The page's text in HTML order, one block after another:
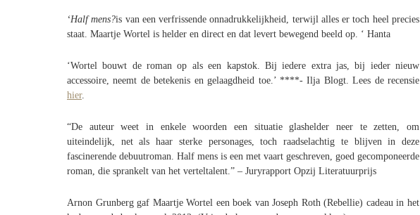
‘Half mens?is van een verfrissende onnadrukkelijkheid, terwijl alles er toch heel precies
staat. Maartje Wortel is helder en direct en dat levert bewegend beeld op. ‘ Hanta
‘Wortel bouwt de roman op als een kapstok. Bij iedere extra jas, bij ieder nieuw
accessoire, neemt de betekenis en gelaagdheid toe.’ ****- Ilja Blogt. Lees de recensie
hier.
“De auteur weet in enkele woorden een situatie glashelder neer te zetten, om
uiteindelijk, net als haar sterke personages, toch raadselachtig te blijven in deze
fascinerende debuutroman. Half mens is een met vaart geschreven, goed gecomponeerde
roman, die sprankelt van het verteltalent.” – Juryrapport Opzij Literatuurprijs
Arnon Grunberg gaf Maartje Wortel een boek van Joseph Roth (Rebellie) cadeau in het